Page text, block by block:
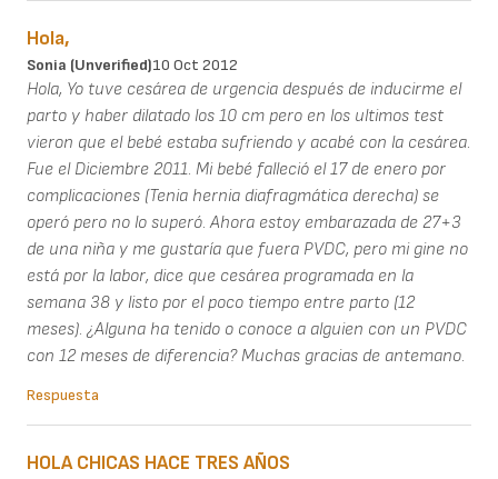
Hola,
Sonia (unverified)10 Oct 2012
Hola, Yo tuve cesárea de urgencia después de inducirme el
parto y haber dilatado los 10 cm pero en los ultimos test
vieron que el bebé estaba sufriendo y acabé con la cesárea.
Fue el Diciembre 2011. Mi bebé falleció el 17 de enero por
complicaciones (Tenia hernia diafragmática derecha) se
operó pero no lo superó. Ahora estoy embarazada de 27+3
de una niña y me gustaría que fuera PVDC, pero mi gine no
está por la labor, dice que cesárea programada en la
semana 38 y listo por el poco tiempo entre parto (12
meses). ¿Alguna ha tenido o conoce a alguien con un PVDC
con 12 meses de diferencia? Muchas gracias de antemano.
Respuesta
HOLA CHICAS HACE TRES AÑOS